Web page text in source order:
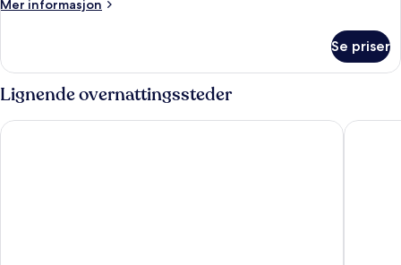
Mer informasjon
Suite
Se priser
Lignende overnattingssteder
The Hive Hotel UNA